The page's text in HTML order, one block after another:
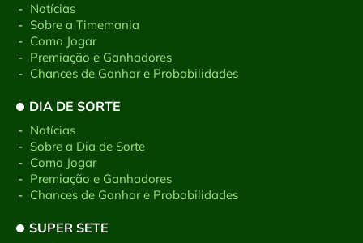
- Notícias
- Sobre a Timemania
- Como Jogar
- Premiação e Ganhadores
- Chances de Ganhar e Probabilidades
DIA DE SORTE
- Notícias
- Sobre a Dia de Sorte
- Como Jogar
- Premiação e Ganhadores
- Chances de Ganhar e Probabilidades
SUPER SETE